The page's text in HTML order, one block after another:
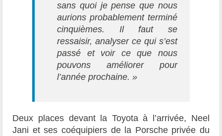
sans quoi je pense que nous
aurions probablement terminé
cinquièmes. Il faut se
ressaisir, analyser ce qui s’est
passé et voir ce que nous
pouvons améliorer pour
l’année prochaine. »
Deux places devant la Toyota à l’arrivée, Neel
Jani et ses coéquipiers de la Porsche privée du